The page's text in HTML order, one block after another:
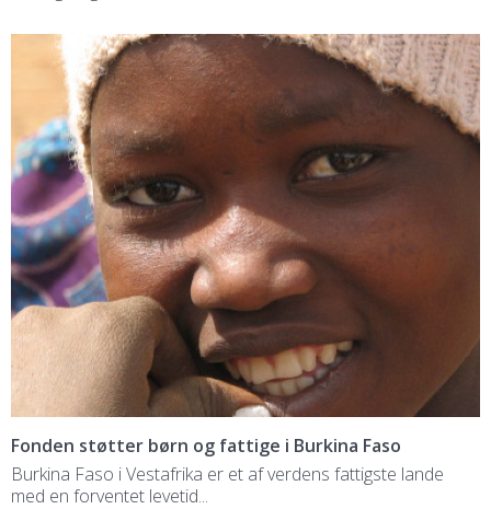
Fonden støtter børn og fattige i Burkina Faso
Burkina Faso i Vestafrika er et af verdens fattigste lande
med en forventet levetid...